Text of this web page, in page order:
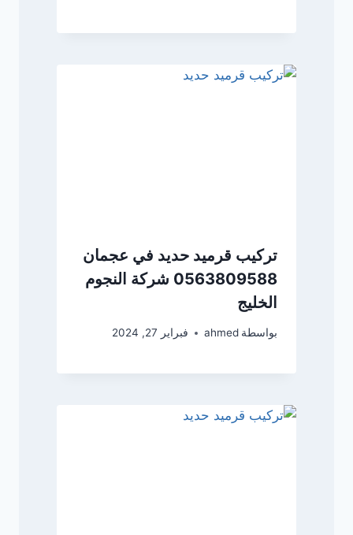
تركيب قرميد حديد في عجمان
0563809588 شركة النجوم
الخليج
بواسطة ahmed فبراير 27, 2024